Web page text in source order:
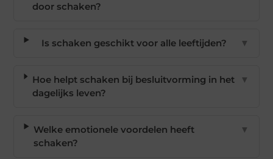
door schaken?
Is schaken geschikt voor alle leeftijden? ▼
Hoe helpt schaken bij besluitvorming in het
dagelijks leven?
▼
Welke emotionele voordelen heeft
schaken?
▼